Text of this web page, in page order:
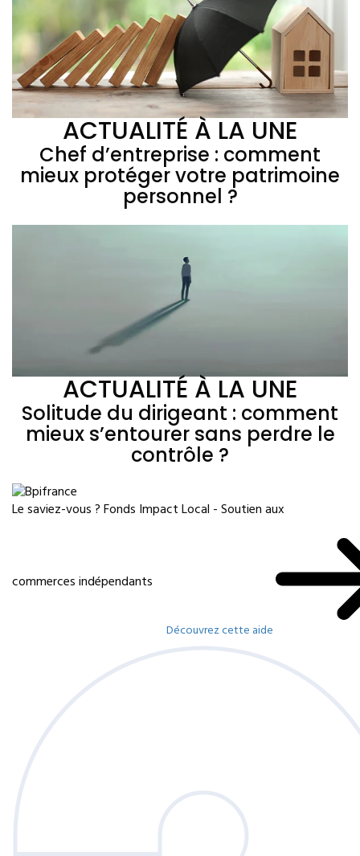
ACTUALITÉ À LA UNE
Chef d’entreprise : comment
mieux protéger votre patrimoine
personnel ?
ACTUALITÉ À LA UNE
Solitude du dirigeant : comment
mieux s’entourer sans perdre le
contrôle ?
Le saviez-vous ?Fonds Impact Local - Soutien aux
commerces indépendants
Découvrez cette aide